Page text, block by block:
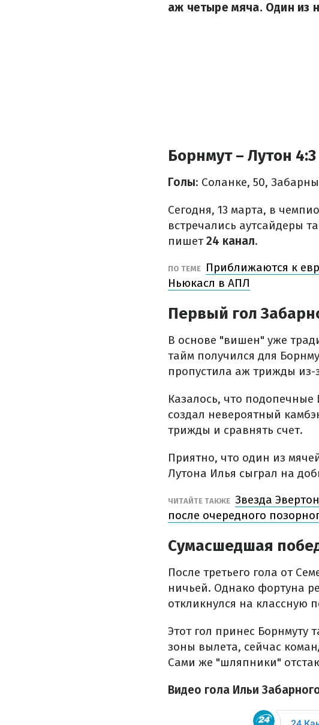
аж четыре мяча. Один из
Борнмут – Лутон 4:3
Голы: Соланке, 50,
Сегодня, 13 марта, в
встречались аутсайдеры
пишет24 канал.
ПО ТЕМЕ
Приближаются к
Ньюкасл в АПЛ
Первый гол
В основе "вишен" уже
тайм получился для
пропустила аж трижды из-
Казалось, что
создал невероятный
трижды и сравнять счет.
Приятно, что один из
Лутона Илья сыграл на
ЧИТАЙТЕ ТАКЖЕ Звезда
после очередного
Сумасшедшая
После третьего гола от
ничьей. Однако фортуна
откликнулся на классную
Этот гол принес
зоны вылета, сейчас
Сами же "шляпники"
Видео гола Ильи